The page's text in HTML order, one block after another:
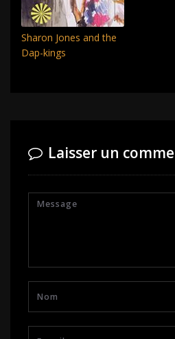
Sharon Jones and the
Dap-kings
Laisser un